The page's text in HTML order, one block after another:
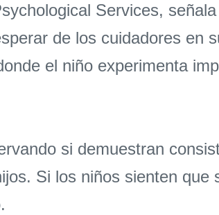
Services,
de los cuidadores en
el niño experimenta
si demuestran
Si los niños sienten que